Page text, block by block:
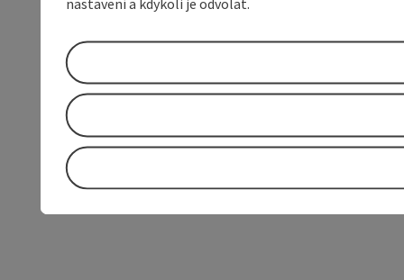
nastavení a kdykoli je odvolat.